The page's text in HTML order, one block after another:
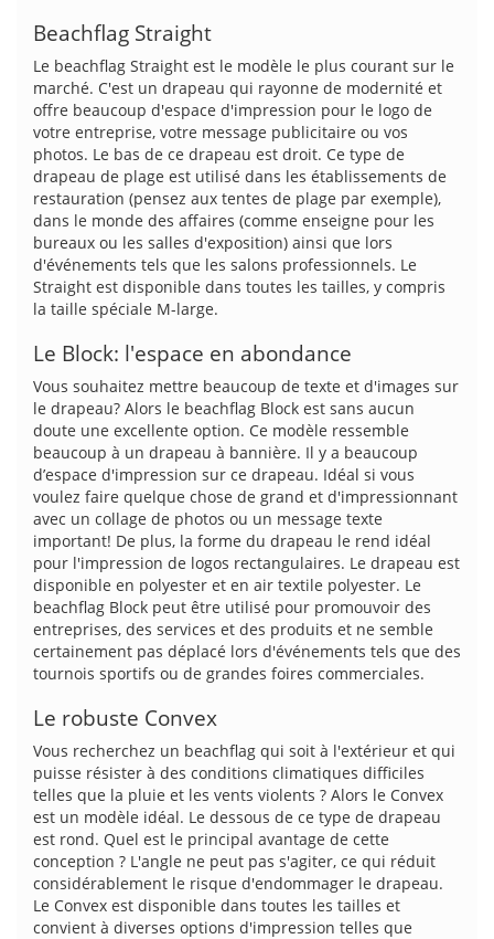
Beachflag Straight
Le beachflag Straight est le modèle le plus courant sur le
marché. C'est un drapeau qui rayonne de modernité et
offre beaucoup d'espace d'impression pour le logo de
votre entreprise, votre message publicitaire ou vos
photos. Le bas de ce drapeau est droit. Ce type de
drapeau de plage est utilisé dans les établissements de
restauration (pensez aux tentes de plage par exemple),
dans le monde des affaires (comme enseigne pour les
bureaux ou les salles d'exposition) ainsi que lors
d'événements tels que les salons professionnels. Le
Straight est disponible dans toutes les tailles, y compris
la taille spéciale M-large.
Le Block: l'espace en abondance
Vous souhaitez mettre beaucoup de texte et d'images sur
le drapeau? Alors le beachflag Block est sans aucun
doute une excellente option. Ce modèle ressemble
beaucoup à un drapeau à bannière. Il y a beaucoup
d’espace d'impression sur ce drapeau. Idéal si vous
voulez faire quelque chose de grand et d'impressionnant
avec un collage de photos ou un message texte
important! De plus, la forme du drapeau le rend idéal
pour l'impression de logos rectangulaires. Le drapeau est
disponible en polyester et en air textile polyester. Le
beachflag Block peut être utilisé pour promouvoir des
entreprises, des services et des produits et ne semble
certainement pas déplacé lors d'événements tels que des
tournois sportifs ou de grandes foires commerciales.
Le robuste Convex
Vous recherchez un beachflag qui soit à l'extérieur et qui
puisse résister à des conditions climatiques difficiles
telles que la pluie et les vents violents ? Alors le Convex
est un modèle idéal. Le dessous de ce type de drapeau
est rond. Quel est le principal avantage de cette
conception ? L'angle ne peut pas s'agiter, ce qui réduit
considérablement le risque d'endommager le drapeau.
Le Convex est disponible dans toutes les tailles et
convient à diverses options d'impression telles que